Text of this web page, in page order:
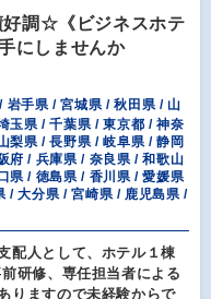
調☆《ビジネスホテ
にしませんか
岩手県 / 宮城県 / 秋田県 / 山
玉県 / 千葉県 / 東京都 / 神奈
梨県 / 長野県 / 岐阜県 / 静岡
府 / 兵庫県 / 奈良県 / 和歌山
県 / 徳島県 / 香川県 / 愛媛県
/ 大分県 / 宮崎県 / 鹿児島県 /
配人として、ホテル１棟
研修、専任担当者による
りますので未経験からで